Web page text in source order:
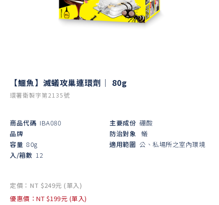
【鱷魚】滅蟻攻巢連環劑｜ 80g
環署衛製字第2135號
商品代碼 IBA080
品牌
容量 80g
入/箱數 12
主要成份 硼酸
防治對象 蟻
適用範圍 公、私場所之室內環境
定價：NT $249元 (單入)
優惠價：NT $199元 (單入)